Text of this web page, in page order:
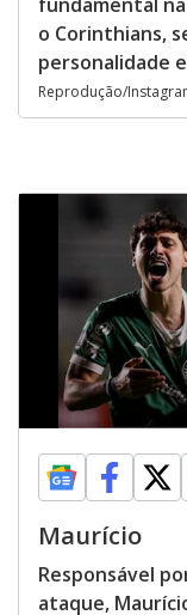
o Corinthians,
personalidade
Reprodução/
Maurício
Responsável
ataque,